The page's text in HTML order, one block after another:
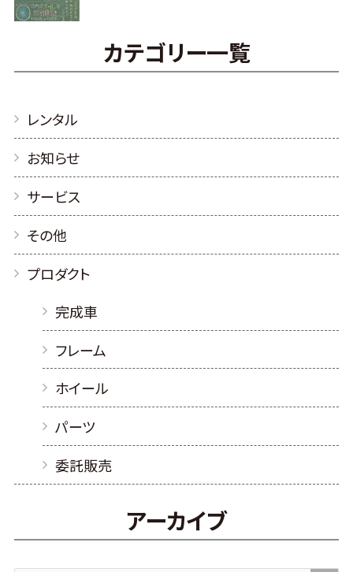
カテゴリー一覧
レンタル
お知らせ
サービス
その他
プロダクト
完成車
フレーム
ホイール
パーツ
委託販売
アーカイブ